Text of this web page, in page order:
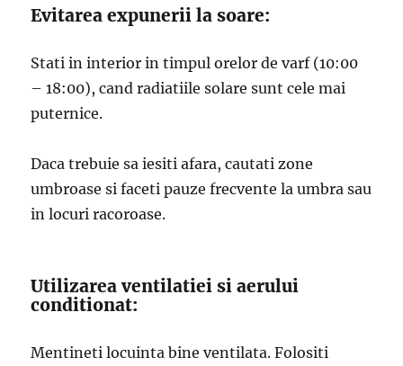
Evitarea expunerii la soare:
Stati in interior in timpul orelor de varf (10:00
– 18:00), cand radiatiile solare sunt cele mai
puternice.
Daca trebuie sa iesiti afara, cautati zone
umbroase si faceti pauze frecvente la umbra sau
in locuri racoroase.
Utilizarea ventilatiei si aerului
conditionat:
Mentineti locuinta bine ventilata. Folositi